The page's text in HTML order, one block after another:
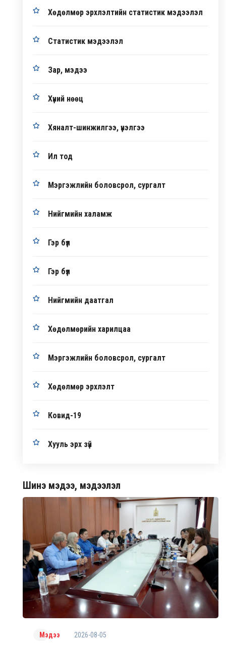
Хөдөлмөр эрхлэлтийн статистик мэдээлэл
Статистик мэдээлэл
Зар, мэдээ
Хүний нөөц
Хяналт-шинжилгээ, үнэлгээ
Ил тод
Мэргэжлийн боловсрол, сургалт
Нийгмийн халамж
Гэр бүл
Гэр бүл
Нийгмийн даатгал
Хөдөлмөрийн харилцаа
Мэргэжлийн боловсрол, сургалт
Хөдөлмөр эрхлэлт
Ковид-19
Хууль эрх зүй
Шинэ мэдээ, мэдээлэл
Мэдээ 2026-08-05